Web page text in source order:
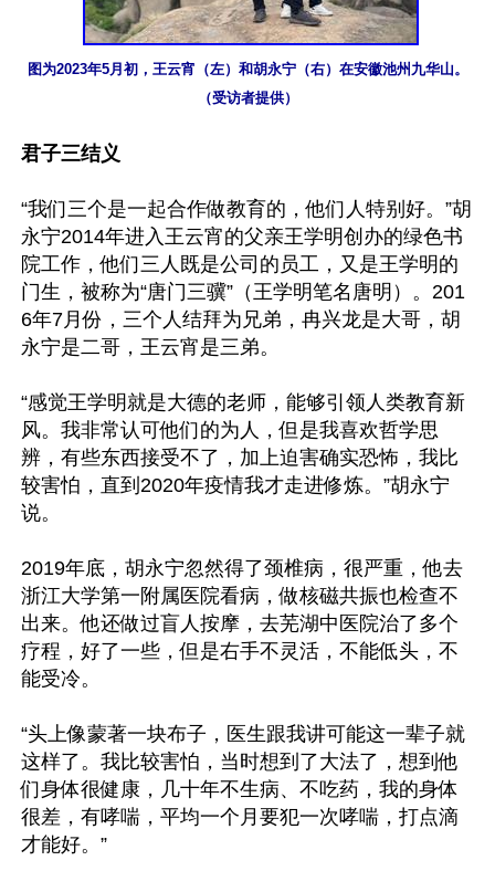
图为2023年5月初，王云宵（左）和胡永宁（右）在安徽池州九华山。
（受访者提供）
君子三结义
“我们三个是一起合作做教育的，他们人特别好。”胡
永宁2014年进入王云宵的父亲王学明创办的绿色书
院工作，他们三人既是公司的员工，又是王学明的
门生，被称为“唐门三骥”（王学明笔名唐明）。201
6年7月份，三个人结拜为兄弟，冉兴龙是大哥，胡
永宁是二哥，王云宵是三弟。
“感觉王学明就是大德的老师，能够引领人类教育新
风。我非常认可他们的为人，但是我喜欢哲学思
辨，有些东西接受不了，加上迫害确实恐怖，我比
较害怕，直到2020年疫情我才走进修炼。”胡永宁
说。
2019年底，胡永宁忽然得了颈椎病，很严重，他去
浙江大学第一附属医院看病，做核磁共振也检查不
出来。他还做过盲人按摩，去芜湖中医院治了多个
疗程，好了一些，但是右手不灵活，不能低头，不
能受冷。
“头上像蒙著一块布子，医生跟我讲可能这一辈子就
这样了。我比较害怕，当时想到了大法了，想到他
们身体很健康，几十年不生病、不吃药，我的身体
很差，有哮喘，平均一个月要犯一次哮喘，打点滴
才能好。”